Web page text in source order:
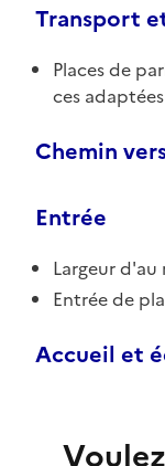
Transport
Places de
ces
Chemin
Entrée
Largeur d'au
Entrée de
Accueil et